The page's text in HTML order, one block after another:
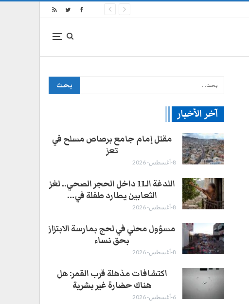
آخر الأخبار
مقتل إمام جامع برصاص مسلح في
تعز
8-أغسطس- 2026
اللدغة الـ11 داخل الحجر الصحي.. لغز
الثعابين يطارد طفلة في…
8-أغسطس- 2026
مسؤول محلي في لحج بمارسة الابتزاز
بحق نساء
8-أغسطس- 2026
اكتشافات مذهلة قرب القمر: هل
هناك حضارة غير بشرية
6-أغسطس- 2026